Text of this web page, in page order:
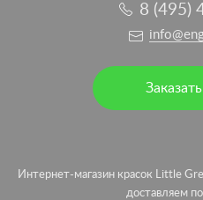
8 (495)
Интернет-магазин красок Little
доставляем